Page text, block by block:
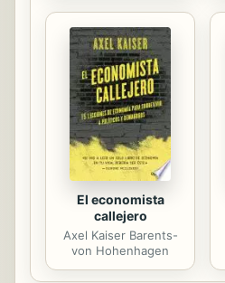
El economista
callejero
Axel Kaiser Barents-
von Hohenhagen